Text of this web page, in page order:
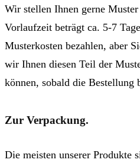
Wir stellen Ihnen gerne
Vorlaufzeit beträgt ca. 5-7
Musterkosten bezahlen, aber
wir Ihnen diesen Teil der
können, sobald die Bestellung
Zur Verpackung.
Die meisten unserer Produkte